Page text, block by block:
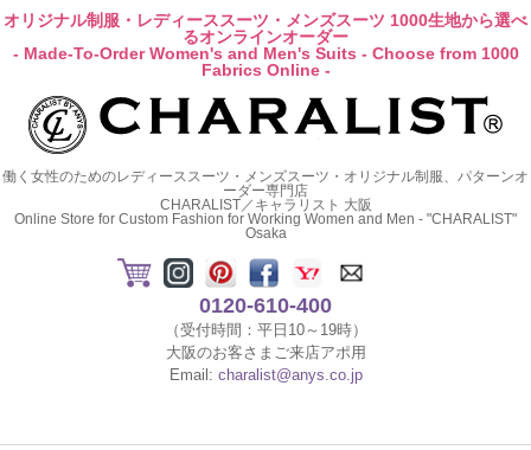
オリジナル制服・レディーススーツ・メンズスーツ 1000生地から選べ
るオンラインオーダー
- Made-To-Order Women's and Men's Suits - Choose from 1000
Fabrics Online -
働く女性のためのレディーススーツ・メンズスーツ・オリジナル制服、パターンオ
ーダー専門店
CHARALIST／キャラリスト 大阪
Online Store for Custom Fashion for Working Women and Men - "CHARALIST"
Osaka
0120-610-400
（受付時間：平日10～19時）
大阪のお客さまご来店アポ用
Email: charalist@anys.co.jp